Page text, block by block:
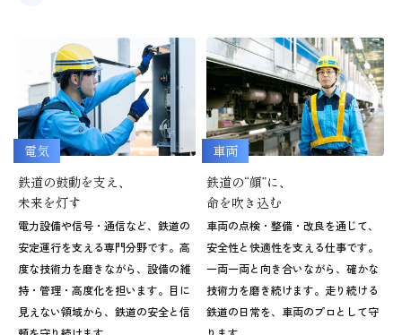
電気
鉄道の鼓動を支え、
未来を灯す
電力設備や信号・通信など、鉄道の
安定運行を支える専門分野です。高
度な技術力を磨きながら、設備の維
持・管理・高度化を担います。目に
見えない領域から、鉄道の安全と信
車両
鉄道の“顔”に、
命を吹き込む
車両の点検・整備・改良を通じて、
安全性と快適性を支える仕事です。
一両一両と向き合いながら、確かな
技術力を磨き続けます。走り続ける
鉄道の日常を、車両のプロとして守